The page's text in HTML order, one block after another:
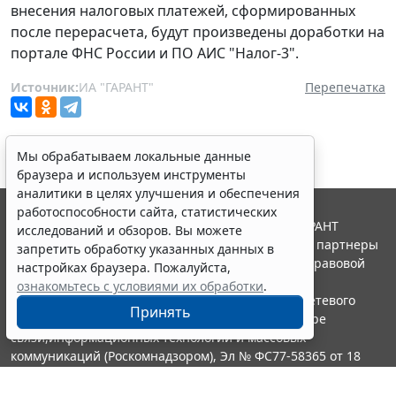
внесения налоговых платежей, сформированных
после перерасчета, будут произведены доработки на
портале ФНС России и ПО АИС "Налог-3".
Источник:ИА "ГАРАНТ" Перепечатка
Мы обрабатываем локальные данные
браузера и используем инструменты
аналитики в целях улучшения и обеспечения
работоспособности сайта, статистических
исследований и обзоров. Вы можете
запретить обработку указанных данных в
настройках браузера. Пожалуйста,
ознакомьтесь с условиями их обработки.
Принять
© ООО "НПП "ГАРАНТ-СЕРВИС", 2026. Система ГАРАНТ
выпускается с 1990 года. Компания "Гарант" и ее партнеры
являются участниками Российской ассоциации правовой
информации ГАРАНТ.
Портал ГАРАНТ.РУ зарегистрирован в качестве сетевого
издания Федеральной службой по надзору в сфере
связи,информационных технологий и массовых
коммуникаций (Роскомнадзором), Эл № ФС77-58365 от 18